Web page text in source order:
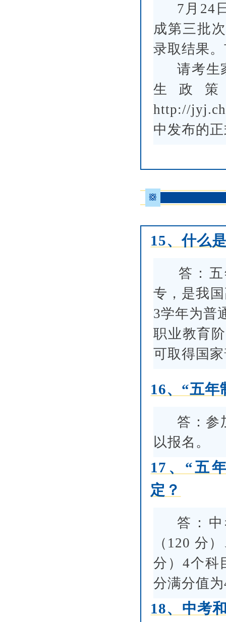
7月24
成第三批
录取结果
请考生
生政
http://
中发布的
※
15、什么
答：
专，是我
3学年为普
职业教育
可取得国
16、“五年
答：参
以报名。
17、“五
定？
答：
（120 分
分）4个科
分满分值
18、中考